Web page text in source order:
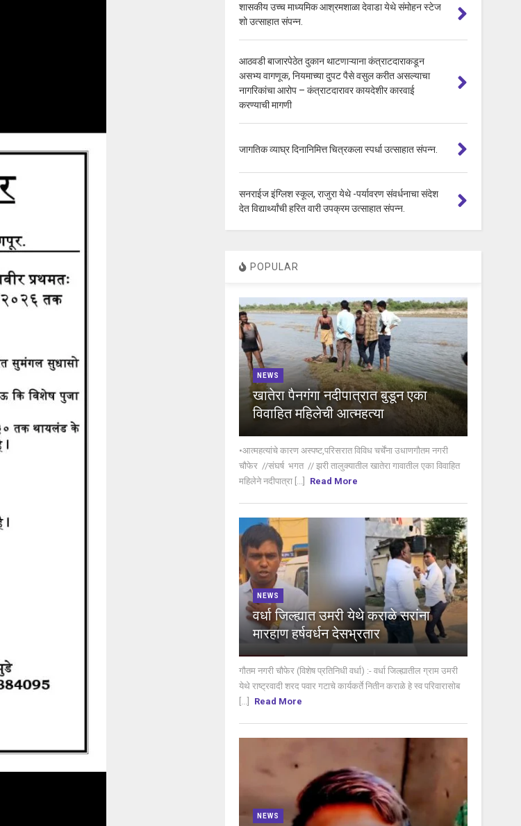
शासकीय उच्च माध्यमिक आश्रमशाळा देवाडा येथे संमोहन स्टेज
शो उत्साहात संपन्न.
आठवडी बाजारपेठेत दुकान थाटणाऱ्याना कंत्राटदाराकडून
असभ्य वागणूक, नियमाच्या दुपट पैसे वसुल करीत असल्याचा
नागरिकांचा आरोप – कंत्राटदारावर कायदेशीर कारवाई
करण्याची मागणी
जागतिक व्याघ्र दिनानिमित्त चित्रकला स्पर्धा उत्साहात संपन्न.
सनराईज इंग्लिश स्कूल, राजुरा येथे -पर्यावरण संवर्धनाचा संदेश
देत विद्यार्थ्यांची हरित वारी उपक्रम उत्साहात संपन्न.
POPULAR
NEWS
खातेरा पैनगंगा नदीपात्रात बुडून एका
विवाहित महिलेची आत्महत्या
•आत्महत्यांचे कारण अस्पष्ट,परिसरात विविध चर्चेंना उधाणगौतम नगरी
चौफेर //संघर्ष भगत // झरी तालुक्यातील खातेरा गावातील एका विवाहित
महिलेने नदीपात्रा [...]
Read More
NEWS
वर्धा जिल्ह्यात उमरी येथे कराळे सरांना
मारहाण हर्षवर्धन देसभ्रतार
गौतम नगरी चौफेर (विशेष प्रतिनिधी वर्धा) :- वर्धा जिल्ह्यातील ग्राम उमरी
येथे राष्ट्रवादी शरद पवार गटाचे कार्यकर्ते नितीन कराळे हे स्व परिवारासोब
Read More
NEWS